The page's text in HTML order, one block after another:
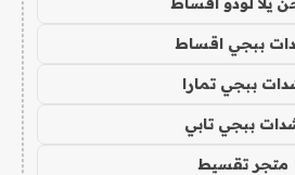
ببجي اقساط
ببجي تمارا
ببجي تابي
متجر تقسيط